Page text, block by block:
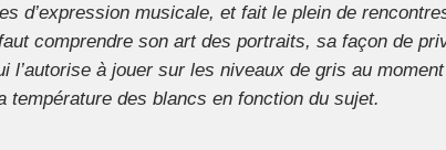
d’expression musicale, et fait le plein de
comprendre son art des portraits, sa façon de
l’autorise à jouer sur les niveaux de gris au
température des blancs en fonction du sujet.